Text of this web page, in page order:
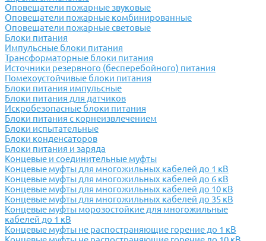
Оповещатели пожарные звуковые
Оповещатели пожарные комбинированные
Оповещатели пожарные световые
Блоки питания
Импульсные блоки питания
Трансформаторные блоки питания
Источники резервного (бесперебойного) питания
Помехоустойчивые блоки питания
Блоки питания импульсные
Блоки питания для датчиков
Искробезопасные блоки питания
Блоки питания с корнеизвлечением
Блоки испытательные
Блоки конденсаторов
Блоки питания и заряда
Концевые и соединительные муфты
Концевые муфты для многожильных кабелей до 1 кВ
Концевые муфты для многожильных кабелей до 6 кВ
Концевые муфты для многожильных кабелей до 10 кВ
Концевые муфты для многожильных кабелей до 35 кВ
Концевые муфты морозостойкие для многожильные
кабелей до 1 кВ
Концевые муфты не распостраняющие горение до 1 кВ